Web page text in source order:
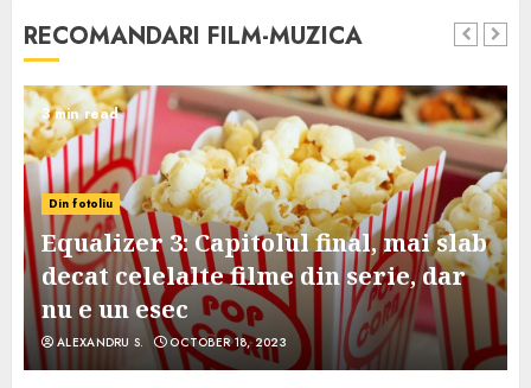
RECOMANDARI FILM-MUZICA
3 min read
Din fotoliu
Equalizer 3: Capitolul final, mai slab
decat celelalte filme din serie, dar
nu e un esec
ALEXANDRU S. OCTOBER 18, 2023